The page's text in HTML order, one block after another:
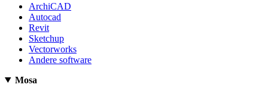
ArchiCAD
Autocad
Revit
Sketchup
Vectorworks
Andere software
Mosa